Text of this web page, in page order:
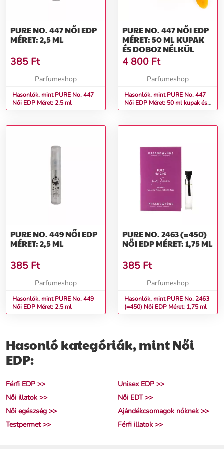
PURE NO. 447 NŐI EDP
MÉRET: 2,5 ML
385 Ft
Parfumeshop
Hasonlók, mint PURE No. 447
Női EDP Méret: 2,5 ml
PURE NO. 447 NŐI EDP
MÉRET: 50 ML KUPAK
ÉS DOBOZ NÉLKÜL
4 800 Ft
Parfumeshop
Hasonlók, mint PURE No. 447
Női EDP Méret: 50 ml kupak és
doboz nélkül
PURE NO. 449 NŐI EDP
MÉRET: 2,5 ML
385 Ft
Parfumeshop
Hasonlók, mint PURE No. 449
Női EDP Méret: 2,5 ml
PURE NO. 2463 (=450)
NŐI EDP MÉRET: 1,75 ML
385 Ft
Parfumeshop
Hasonlók, mint PURE No. 2463
(=450) Női EDP Méret: 1,75 ml
Hasonló kategóriák, mint Női
EDP:
Férfi EDP >>
Unisex EDP >>
Női illatok >>
Női EDT >>
Női egészség >>
Ajándékcsomagok nőknek >>
Testpermet >>
Férfi illatok >>